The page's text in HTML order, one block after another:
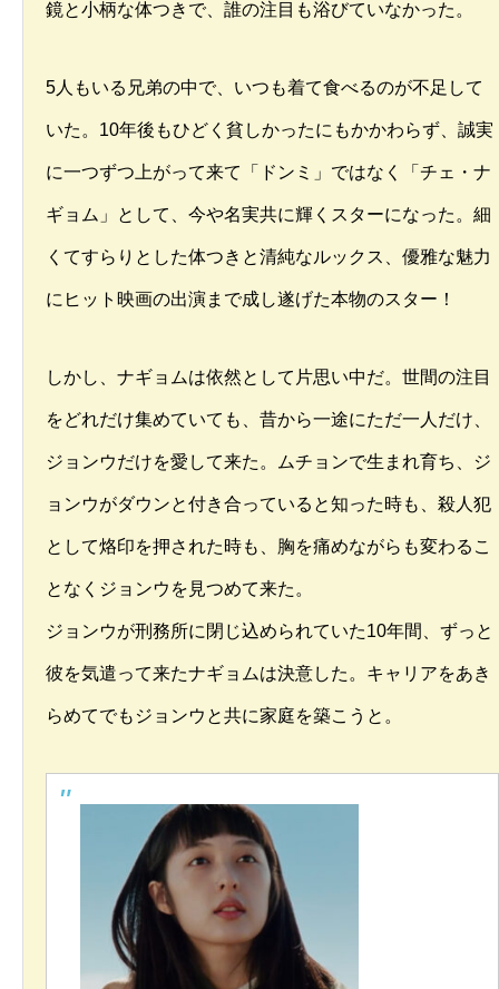
鏡と小柄な体つきで、誰の注目も浴びていなかった。
5人もいる兄弟の中で、いつも着て食べるのが不足して
いた。10年後もひどく貧しかったにもかかわらず、誠実
に一つずつ上がって来て「ドンミ」ではなく「チェ・ナ
ギョム」として、今や名実共に輝くスターになった。細
くてすらりとした体つきと清純なルックス、優雅な魅力
にヒット映画の出演まで成し遂げた本物のスター！
しかし、ナギョムは依然として片思い中だ。世間の注目
をどれだけ集めていても、昔から一途にただ一人だけ、
ジョンウだけを愛して来た。ムチョンで生まれ育ち、ジ
ョンウがダウンと付き合っていると知った時も、殺人犯
として烙印を押された時も、胸を痛めながらも変わるこ
となくジョンウを見つめて来た。
ジョンウが刑務所に閉じ込められていた10年間、ずっと
彼を気遣って来たナギョムは決意した。キャリアをあき
らめてでもジョンウと共に家庭を築こうと。